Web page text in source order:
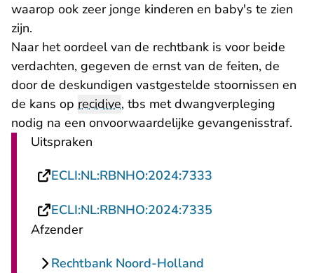
waarop ook zeer jonge kinderen en baby's te zien
zijn.
Naar het oordeel van de rechtbank is voor beide
verdachten, gegeven de ernst van de feiten, de
door de deskundigen vastgestelde stoornissen en
de kans op recidive, tbs met dwangverpleging
nodig na een onvoorwaardelijke gevangenisstraf.
Uitspraken
ECLI:NL:RBNHO:2024:7333
ECLI:NL:RBNHO:2024:7335
Afzender
Rechtbank Noord-Holland